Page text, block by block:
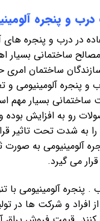
و پنجره
در درب و پنجره های
ساختمانی بسیار
ساختمان
و پنجره آلومینیومی
رو به افزایش بوده
را به شدت تحت تاثیر
آلومینیومی به
می گیرد.
. پنجره آلومینیومی با
افراد و شرکت ها در